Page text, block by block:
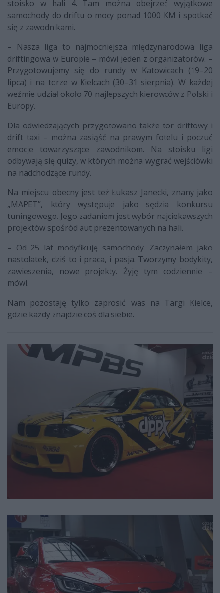
stoisko w hali 4. Tam można obejrzeć wyjątkowe
samochody do driftu o mocy ponad 1000 KM i spotkać
się z zawodnikami.
– Nasza liga to najmocniejsza międzynarodowa liga
driftingowa w Europie – mówi jeden z organizatorów. –
Przygotowujemy się do rundy w Katowicach (19–20
lipca) i na torze w Kielcach (30–31 sierpnia). W każdej
weźmie udział około 70 najlepszych kierowców z Polski i
Europy.
Dla odwiedzających przygotowano także tor driftowy i
drift taxi – można zasiąść na prawym fotelu i poczuć
emocje towarzyszące zawodnikom. Na stoisku ligi
odbywają się quizy, w których można wygrać wejściówki
na nadchodzące rundy.
Na miejscu obecny jest też Łukasz Janecki, znany jako
„MAPET”, który występuje jako sędzia konkursu
tuningowego. Jego zadaniem jest wybór najciekawszych
projektów spośród aut prezentowanych na hali.
– Od 25 lat modyfikuję samochody. Zaczynałem jako
nastolatek, dziś to i praca, i pasja. Tworzymy bodykity,
zawieszenia, nowe projekty. Żyję tym codziennie –
mówi.
Nam pozostaję tylko zaprosić was na Targi Kielce,
gdzie każdy znajdzie coś dla siebie.